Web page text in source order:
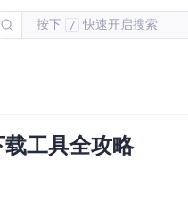
按下 / 快速开启搜索
工具全攻略